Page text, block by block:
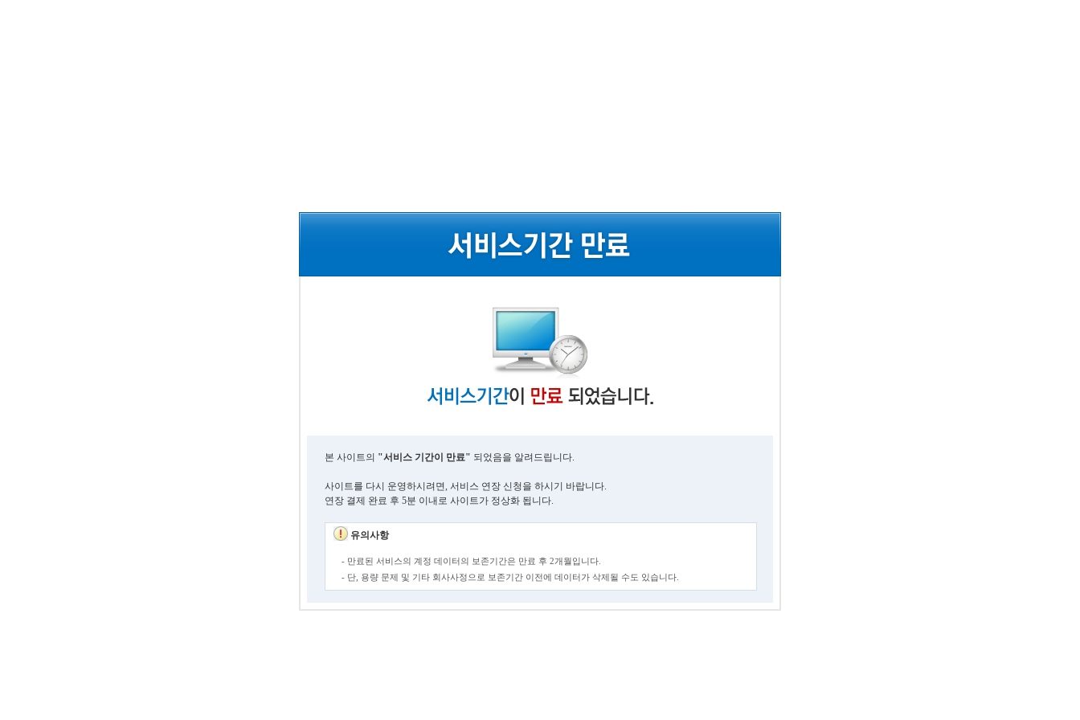
본 사이트의 "서비스 기간이 만료" 되었음을 알려드립니다.
사이트를 다시 운영하시려면, 서비스 연장 신청을 하시기 바랍니다.
연장 결제 완료 후 5분 이내로 사이트가 정상화 됩니다.
유의사항
- 만료된 서비스의 계정 데이터의 보존기간은 만료 후 2개월입니다.
- 단, 용량 문제 및 기타 회사사정으로 보존기간 이전에 데이터가 삭제될 수도 있습니다.